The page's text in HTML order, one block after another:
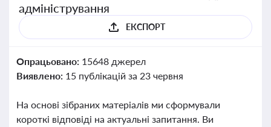
адміністрування
ЕКСПОРТ
Опрацьовано: 15648 джерел
Виявлено: 15 публікацій за 23 червня
На основі зібраних матеріалів ми сформували
короткі відповіді на актуальні запитання. Ви